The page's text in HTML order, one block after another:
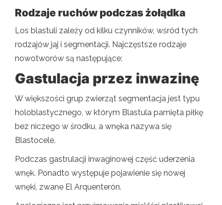
Rodzaje ruchów podczas żołądka
Los blastuli zależy od kilku czynników, wśród tych
rodzajów jaj i segmentacji. Najczęstsze rodzaje
nowotworów są następujące:
Gastulacja przez inwazinę
W większości grup zwierząt segmentacja jest typu
holoblastycznego, w którym Blastula pamięta piłkę
bez niczego w środku, a wnęka nazywa się
Blastocele.
Podczas gastrulacji inwaginowej część uderzenia
wnęk. Ponadto występuje pojawienie się nowej
wnęki, zwane El Arquenterón.